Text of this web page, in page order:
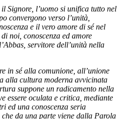
Signore, l’uomo si unifica tutto nel
convergono verso l’unità,
e il vero amore di sé nel
noi, conoscenza ed amore
servitore dell’unità nella
in sé alla comunione, all’unione
alla cultura moderna avvicinata
suppone un radicamento nella
essere oculata e critica, mediante
ed una conoscenza seria
da una parte viene dalla Parola